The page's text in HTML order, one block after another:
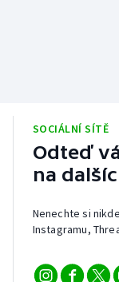
SOCIÁLNÍ SÍTĚ
Odteď
na
Nenechte si
Instagramu,